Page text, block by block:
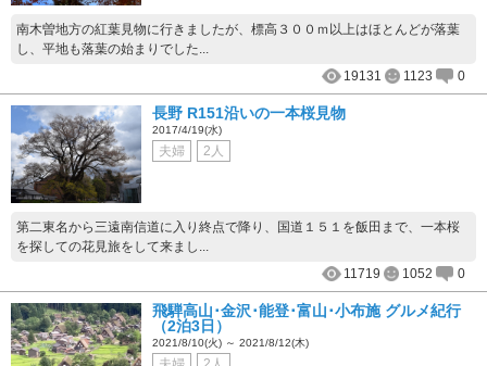
南木曽地方の紅葉見物に行きましたが、標高３００ｍ以上はほとんどが落葉
し、平地も落葉の始まりでした...
19131
1123 0
長野 R151沿いの一本桜見物
2017/4/19(水)
夫婦 2人
第二東名から三遠南信道に入り終点で降り、国道１５１を飯田まで、一本桜
を探しての花見旅をして来まし...
11719
1052 0
飛騨高山･金沢･能登･富山･小布施 グルメ紀行
（2泊3日）
2021/8/10(火) ～ 2021/8/12(木)